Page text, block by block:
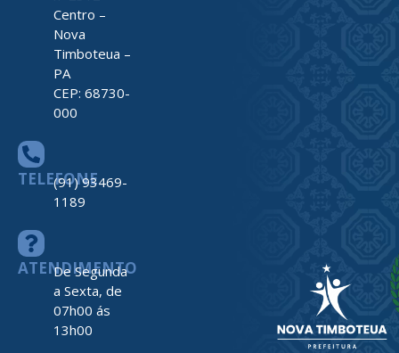
Centro –
Nova
Timboteua –
PA
CEP: 68730-
000
TELEFONE
(91) 93469-
1189
ATENDIMENTO
De Segunda
a Sexta, de
07h00 ás
13h00